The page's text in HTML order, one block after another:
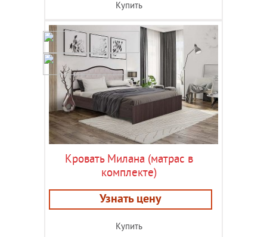
Купить
Кровать Милана (матрас в
комплекте)
Узнать цену
Купить